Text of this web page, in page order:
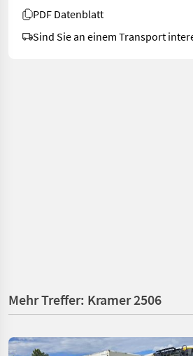
PDF Datenblatt
Sind Sie an einem Transport
Mehr Treffer: Kramer 2506